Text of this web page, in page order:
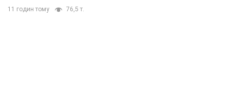
11 годин тому 76,5 т.